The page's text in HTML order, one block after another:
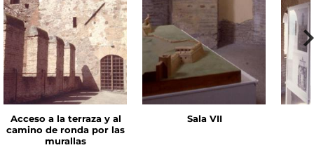
Acceso a la terraza y al
camino de ronda por las
murallas
Sala VII